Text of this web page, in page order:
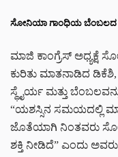
ಸೋನಿಯಾ ಗಾಂಧಿಯ ಬೆಂಬಲದ
ಮಾಜಿ ಕಾಂಗ್ರೆಸ್ ಅಧ್ಯಕ್ಷೆ
ಕುರಿತು ಮಾತನಾಡಿದ
ಸ್ಥೈರ್ಯ ಮತ್ತು
“ಯಶಸ್ಸಿನ ಸಮಯದಲ್ಲಿ
ಜೊತೆಯಾಗಿ ನಿಂತವರು
ಶಕ್ತಿ ನೀಡಿದೆ” ಎಂದು ಅವರು